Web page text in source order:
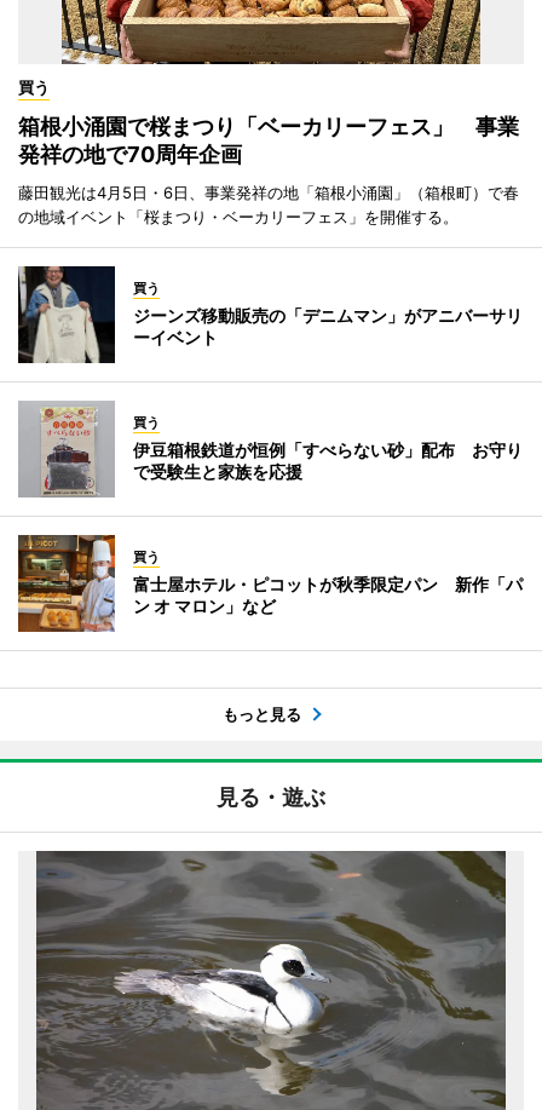
買う
箱根小涌園で桜まつり「ベーカリーフェス」 事業
発祥の地で70周年企画
藤田観光は4月5日・6日、事業発祥の地「箱根小涌園」（箱根町）で春
の地域イベント「桜まつり・ベーカリーフェス」を開催する。
買う
ジーンズ移動販売の「デニムマン」がアニバーサリ
ーイベント
買う
伊豆箱根鉄道が恒例「すべらない砂」配布 お守り
で受験生と家族を応援
買う
富士屋ホテル・ピコットが秋季限定パン 新作「パ
ン オ マロン」など
もっと見る
見る・遊ぶ